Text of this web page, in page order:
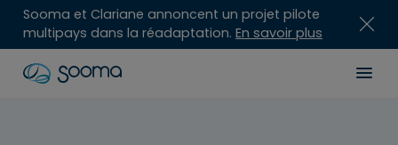
Sooma et Clariane annoncent un projet pilote
multipays dans la réadaptation.En savoir plus
Skip
Sooma